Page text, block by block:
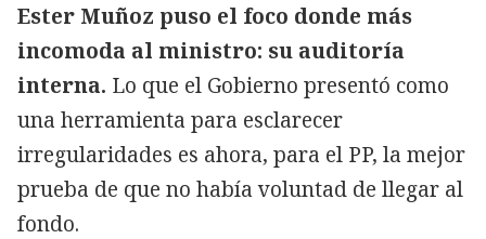
Ester Muñoz puso el foco donde más
incomoda al ministro: su auditoría
interna. Lo que el Gobierno presentó como
una herramienta para esclarecer
irregularidades es ahora, para el PP, la mejor
prueba de que no había voluntad de llegar al
fondo.